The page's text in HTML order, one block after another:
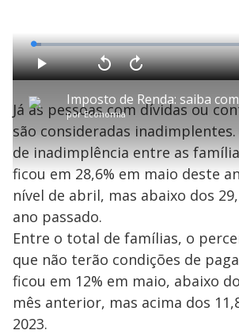
P
l
a
y
V
porEconomia
P V
t
a
r
0
s
e
g
n
d
A
n
ç
a
s
e
u
n
o
s
M
u
d
L
o
a
d
e
3
.
2
%
Já as pessoas com dívidas ou
são consideradas
de inadimplência entre as
ficou em 28,6% em maio deste
nível de abril, mas abaixo dos
ano passado.
Entre o total de famílias, o
que não terão condições de
ficou em 12% em maio, abaixo
mês anterior, mas acima dos
2023.